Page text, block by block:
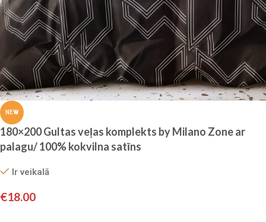
NEW
180×200 Gultas veļas komplekts by Milano Zone ar
palagu/ 100% kokvilna satīns
Ir veikalā
€18.00